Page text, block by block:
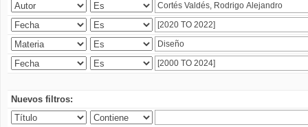
Nuevos filtros: